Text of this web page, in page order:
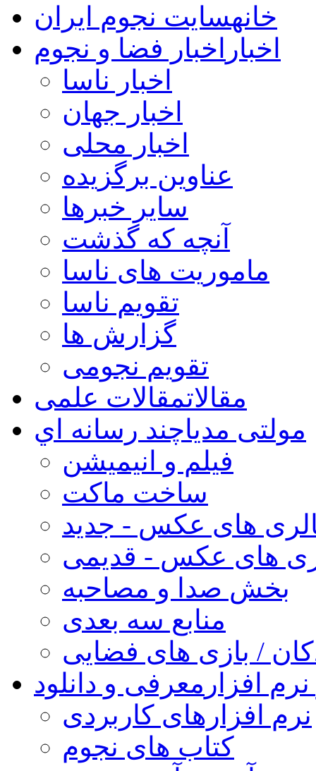
خانهسایت نجوم ایران
اخبار اخبار فضا و نجوم
اخبار ناسا
اخبار جهان
اخبار محلی
عناوین برگزیده
سایر خبرها
آنچه که گذشت
ماموریت های ناسا
تقویم ناسا
گزارش ها
تقویم نجومی
مقالاتمقالات علمی
مولتی مدیاچند رسانه اي
فیلم و انیمیشن
ساخت ماکت
های عکس - جدید
های عکس - قدیمی
بخش صدا و مصاحبه
منابع سه بعدی
/ بازی های فضایی
افزار معرفی و دانلود
نرم افزارهای کاربردی
کتاب های نجوم